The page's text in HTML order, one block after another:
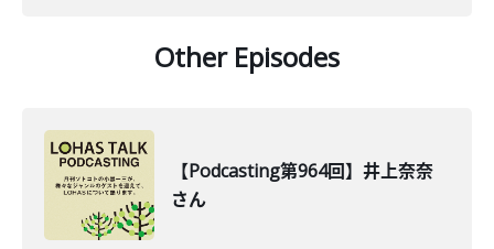
Other Episodes
【Podcasting第964回】井上奈奈
さん